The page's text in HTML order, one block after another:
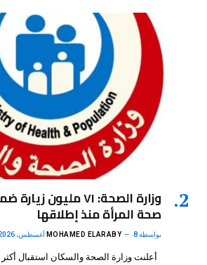
وزارة الصحة: ٧١ مليون
صحة المرأة منذ إطلاقها
بواسطة MOHAMED ELARABY 8 أغسطس، 2026